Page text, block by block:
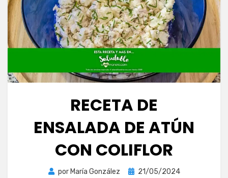
RECETA DE
ENSALADA DE ATÚN
CON COLIFLOR
por María González
Publicada
21/05/2024